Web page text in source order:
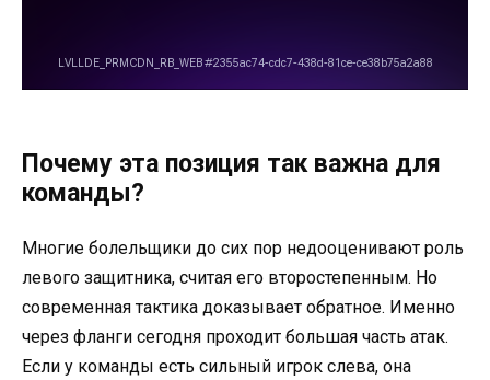
Почему эта позиция так важна для
команды?
Многие болельщики до сих пор недооценивают роль
левого защитника, считая его второстепенным. Но
современная тактика доказывает обратное. Именно
через фланги сегодня проходит большая часть атак.
Если у команды есть сильный игрок слева, она